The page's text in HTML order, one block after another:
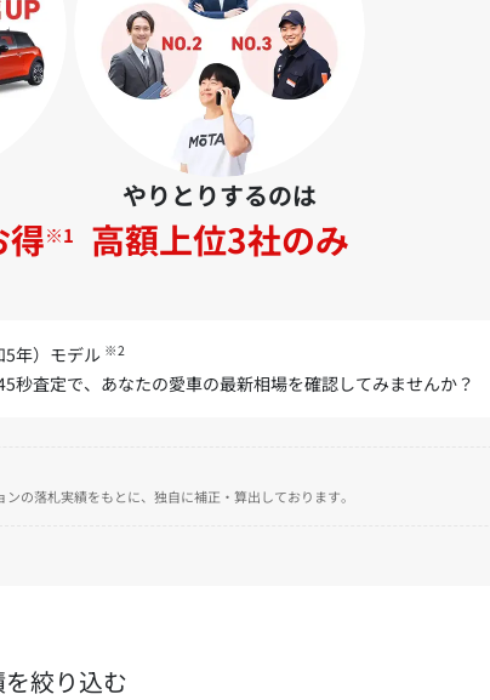
※1
やりとりするのは
高額上位3社のみ
5年）モデル ※2
査定で、あなたの愛車の最新相場を確認してみませんか？
の落札実績をもとに、独自に補正・算出しております。
絞り込む